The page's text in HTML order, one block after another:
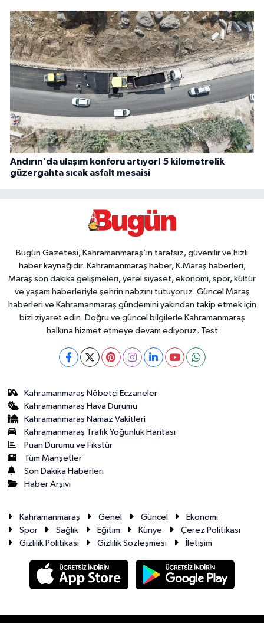
Andırın'da ulaşım konforu artıyor! 5 kilometrelik
güzergahta sıcak asfalt mesaisi
Bugün Gazetesi, Kahramanmaraş’ın tarafsız, güvenilir ve hızlı
haber kaynağıdır. Kahramanmaraş haber, K.Maraş haberleri,
Maraş son dakika gelişmeleri, yerel siyaset, ekonomi, spor, kültür
ve yaşam haberleriyle şehrin nabzını tutuyoruz. Güncel Maraş
haberleri ve Kahramanmaraş gündemini yakından takip etmek için
bizi ziyaret edin. Doğru ve güncel bilgilerle Kahramanmaraş
halkına hizmet etmeye devam ediyoruz. Test
Kahramanmaraş Nöbetçi Eczaneler
Kahramanmaraş Hava Durumu
Kahramanmaraş Namaz Vakitleri
Kahramanmaraş Trafik Yoğunluk Haritası
Puan Durumu ve Fikstür
Tüm Manşetler
Son Dakika Haberleri
Haber Arşivi
Kahramanmaraş Genel Güncel
Ekonomi
Spor
Sağlık Eğitim Künye
Çerez Politikası
Gizlilik Politikası
Gizlilik Sözleşmesi İletişim